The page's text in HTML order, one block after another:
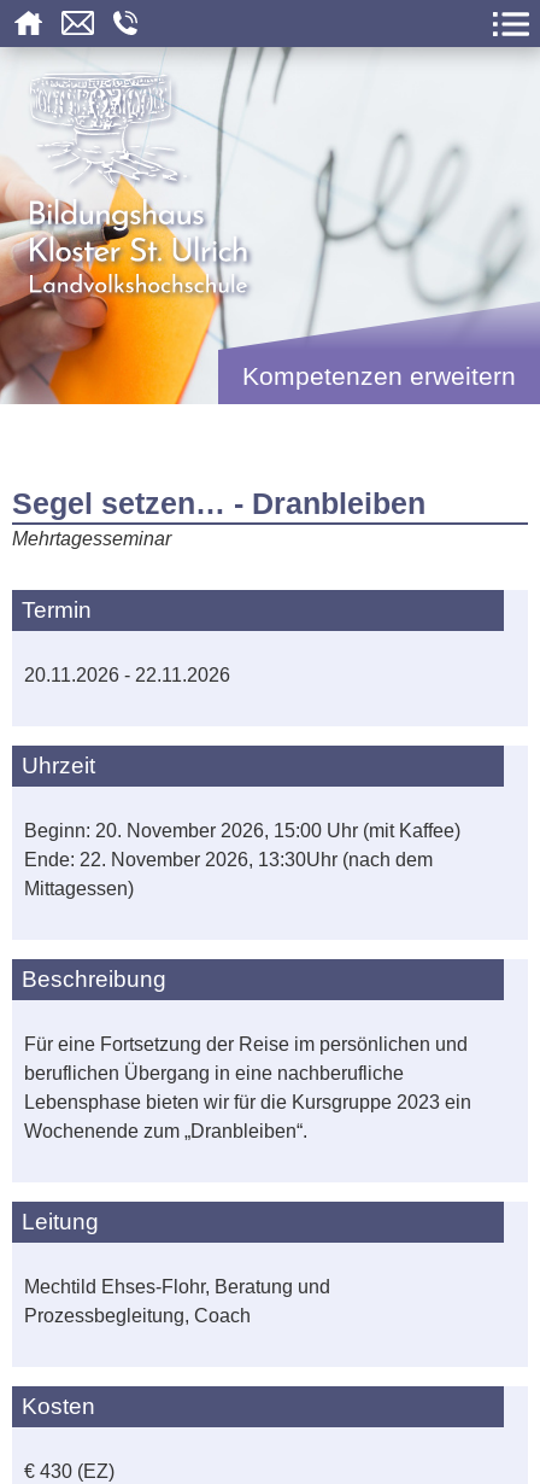
Kompetenzen erweitern
Segel setzen… - Dranbleiben
Mehrtagesseminar
Termin
20.11.2026 - 22.11.2026
Uhrzeit
Beginn: 20. November 2026, 15:00 Uhr (mit Kaffee)
Ende: 22. November 2026, 13:30Uhr (nach dem
Mittagessen)
Beschreibung
Für eine Fortsetzung der Reise im persönlichen und
beruflichen Übergang in eine nachberufliche
Lebensphase bieten wir für die Kursgruppe 2023 ein
Wochenende zum „Dranbleiben“.
Leitung
Mechtild Ehses-Flohr, Beratung und
Prozessbegleitung, Coach
Kosten
€ 430 (EZ)